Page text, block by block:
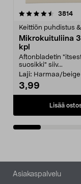
3814
Keittiön puhdistus
Mikrokuituliina
kpl
Aftonbladetin
suosikki" siiv...
Laji: Harmaa/beige
3,99
Lisää
4.5viidestä
Alatunniste
Asiakaspalvelu